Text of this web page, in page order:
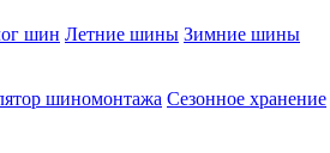
шин Летние шины Зимние шины
шиномонтажа Сезонное хранение